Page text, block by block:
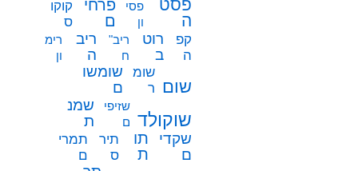
פסט
ה
פסי
ון
פרחי
ם
קוקו
ס
קפ
ה
רוט
ב
ריב"
ח
ריב
ה
רימ
ון
שום
שומ
ר
שומשו
ם
שוקולד
שזיפי
ם
שמנ
ת
שקדי
ם
תו
ת
תיר
ס
תמרי
ם